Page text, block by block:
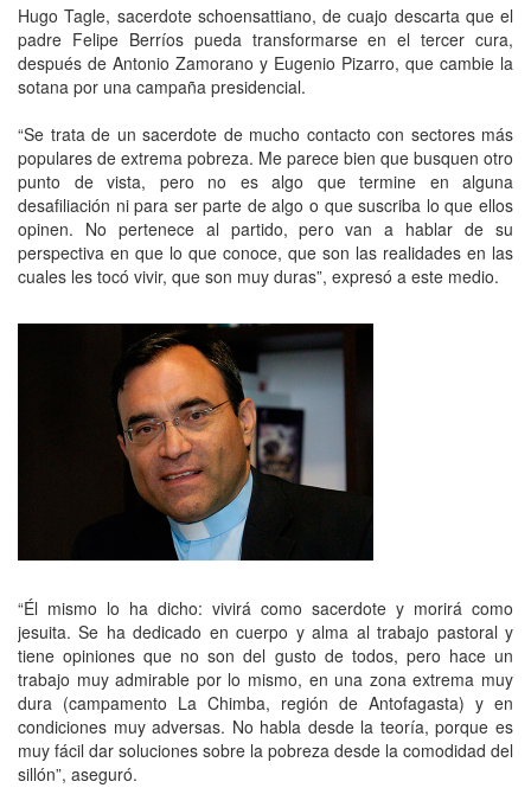
Hugo Tagle, sacerdote schoensattiano, de cuajo descarta que el
padre Felipe Berríos pueda transformarse en el tercer cura,
después de Antonio Zamorano y Eugenio Pizarro, que cambie la
sotana por una campaña presidencial.
“Se trata de un sacerdote de mucho contacto con sectores más
populares de extrema pobreza. Me parece bien que busquen otro
punto de vista, pero no es algo que termine en alguna
desafiliación ni para ser parte de algo o que suscriba lo que ellos
opinen. No pertenece al partido, pero van a hablar de su
perspectiva en que lo que conoce, que son las realidades en las
cuales les tocó vivir, que son muy duras”, expresó a este medio.
“Él mismo lo ha dicho: vivirá como sacerdote y morirá como
jesuita. Se ha dedicado en cuerpo y alma al trabajo pastoral y
tiene opiniones que no son del gusto de todos, pero hace un
trabajo muy admirable por lo mismo, en una zona extrema muy
dura (campamento La Chimba, región de Antofagasta) y en
condiciones muy adversas. No habla desde la teoría, porque es
muy fácil dar soluciones sobre la pobreza desde la comodidad del
sillón”, aseguró.